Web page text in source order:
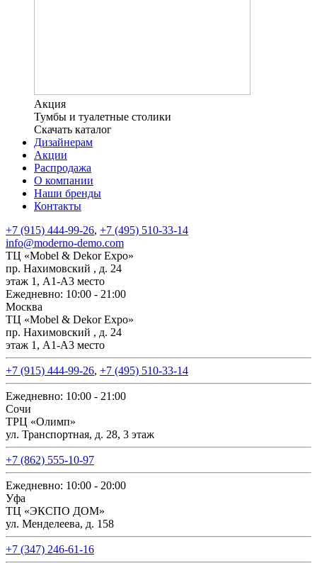
Акция
Тумбы и туалетные столики
Скачать каталог
Дизайнерам
Акции
Распродажа
О компании
Наши бренды
Контакты
+7 (915) 444-99-26, +7 (495) 510-33-14
info@moderno-demo.com
ТЦ «Mobel & Dekor Expo»
пр. Нахимовский , д. 24
этаж 1, А1-А3 место
Ежедневно: 10:00 - 21:00
Москва
ТЦ «Mobel & Dekor Expo»
пр. Нахимовский , д. 24
этаж 1, А1-А3 место
+7 (915) 444-99-26, +7 (495) 510-33-14
Ежедневно: 10:00 - 21:00
Сочи
ТРЦ «Олимп»
ул. Транспортная, д. 28, 3 этаж
+7 (862) 555-10-97
Ежедневно: 10:00 - 20:00
Уфа
ТЦ «ЭКСПО ДОМ»
ул. Менделеева, д. 158
+7 (347) 246-61-16